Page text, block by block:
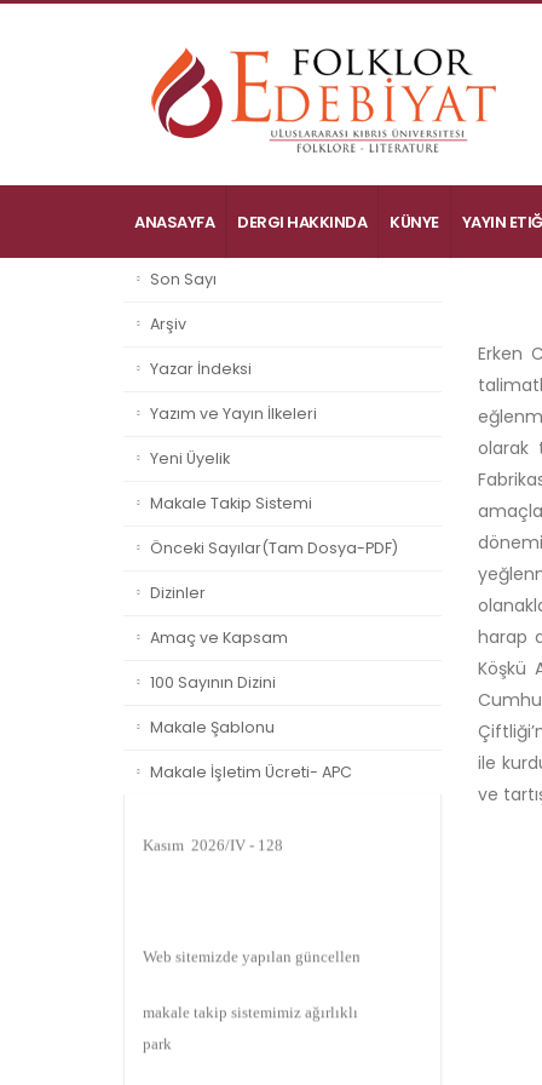
ANASAYFA DERGI HAKKINDA KÜNYE YAYIN
Son Sayı
Arşiv
Yazar İndeksi
Yazım ve Yayın İlkeleri
Yeni Üyelik
Makale Takip Sistemi
Önceki Sayılar(Tam Dosya-PDF)
Dizinler
Amaç ve Kapsam
100 Sayının Dizini
Makale Şablonu
Makale İşletim Ücreti- APC
Yayım Takvimi:
Ağustos 2026/III - 127
park
Erken
olarak
harap
Köşkü
ile
ve